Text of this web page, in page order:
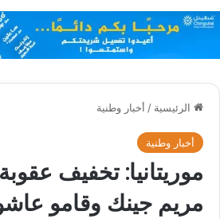
الرئيسية / أخبار وطنية
أخبار وطنية
موريتانيا: تخفيف عقوبة
مريم جينك وقامو